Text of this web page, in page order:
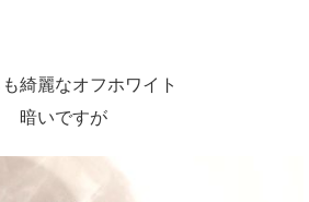
綺麗なオフホワイト
暗いですが